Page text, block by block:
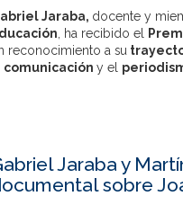
Jaraba, docente y
, ha recibido el
reconocimiento a su
comunicación y el
Jaraba y
sobre